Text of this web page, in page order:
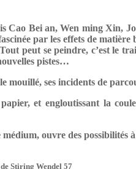
Cao Bei an, Wen ming
par les effets de
peut se peindre, c’est le
pistes…
mouillé, ses incidents de
et engloutissant la
ouvre des possibilités
Stiring Wendel 57